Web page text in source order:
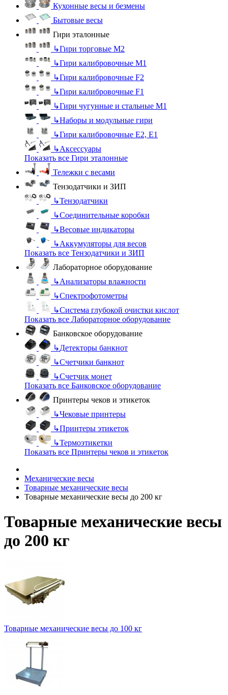
Кухонные весы и безмены
Бытовые весы
Гири эталонные
↳Гири торговые М2
↳Гири калибровочные М1
↳Гири калибровочные F2
↳Гири калибровочные F1
↳Гири чугунные и стальные М1
↳Наборы и модульные гири
↳Гири калибровочные E2, Е1
↳Аксессуары
Показать все Гири эталонные
Тележки с весами
Тензодатчики и ЗИП
↳Тензодатчики
↳Соединительные коробки
↳Весовые индикаторы
↳Аккумуляторы для весов
Показать все Тензодатчики и ЗИП
Лабораторное оборудование
↳Анализаторы влажности
↳Спектрофотометры
↳Система глубокой очистки кислот
Показать все Лабораторное оборудование
Банковское оборудование
↳Детекторы банкнот
↳Счетчики банкнот
↳Счетчик монет
Показать все Банковское оборудование
Принтеры чеков и этикеток
↳Чековые принтеры
↳Принтеры этикеток
↳Термоэтикетки
Показать все Принтеры чеков и этикеток
Механические весы
Товарные механические весы
Товарные механические весы до 200 кг
Товарные механические весы
до 200 кг
Товарные механические весы до 100 кг